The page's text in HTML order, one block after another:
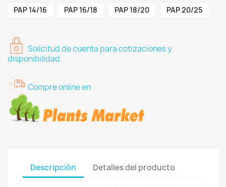
PAP 14/16
PAP 16/18 PAP 18/20 PAP 20/25
Solicitud de cuenta para cotizaciones y
disponibilidad.
Compre online en
Descripción Detalles del producto